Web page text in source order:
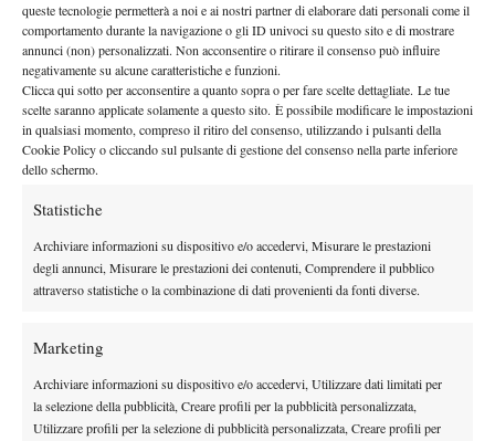
queste tecnologie permetterà a noi e ai nostri partner di elaborare dati personali come il
comportamento durante la navigazione o gli ID univoci su questo sito e di mostrare
annunci (non) personalizzati. Non acconsentire o ritirare il consenso può influire
negativamente su alcune caratteristiche e funzioni.
Clicca qui sotto per acconsentire a quanto sopra o per fare scelte dettagliate. Le tue
scelte saranno applicate solamente a questo sito. È possibile modificare le impostazioni
in qualsiasi momento, compreso il ritiro del consenso, utilizzando i pulsanti della
Cookie Policy o cliccando sul pulsante di gestione del consenso nella parte inferiore
dello schermo.
Statistiche
Archiviare informazioni su dispositivo e/o accedervi, Misurare le prestazioni
degli annunci, Misurare le prestazioni dei contenuti, Comprendere il pubblico
attraverso statistiche o la combinazione di dati provenienti da fonti diverse.
Marketing
Archiviare informazioni su dispositivo e/o accedervi, Utilizzare dati limitati per
la selezione della pubblicità, Creare profili per la pubblicità personalizzata,
Utilizzare profili per la selezione di pubblicità personalizzata, Creare profili per
arrivati insieme a lui, che l’avevano sempre facilmente
surclassato negli anni precedenti. Joao finirà la sua carriera
giocando stabilmente al numero uno della squadra,
raggiungendo i primi dieci dell’NCAA in singolo e i primi venti
in doppio (insieme al danese Andreas Bjerrehus) e passerà alla
storia come il miglior giocatore ad aver mai solcato i campi da
tennis della Virginia Tech, arrivando addirittura alla semifinale
dei campionati NCAA e raccogliendo il titolo tanto aspirato di
All-American.
Come è successo tutto questo? Dopo i lamenti, la sfiducia e la
pigrizia che definivano i suoi comportamenti, Joao ha iniziato a
dall’allenarsi in maniera superficiale al prendere seriamente ogni
aspetto della sessione di allenamento; da sedute in palestra
cercando di svolgere meno esercizi possibili a sessioni complete
e mirate; dal mangiare junk food e bere Coca Cola allo stare